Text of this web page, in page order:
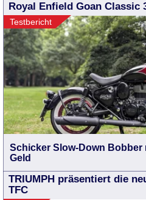
Royal Enfield Goan Classic
Testbericht
Schicker Slow-Down Bobber
Geld
TRIUMPH präsentiert die
TFC